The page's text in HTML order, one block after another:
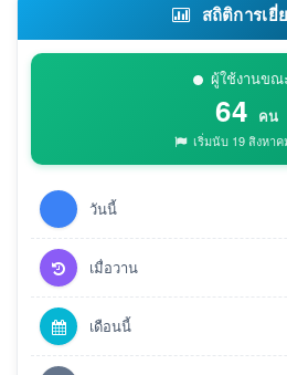
สถิติการเยี่
ผู้ใช้งานขณ
64 คน
เริ่มนับ 19 สิงหาค
วันนี้
เมื่อวาน
เดือนนี้